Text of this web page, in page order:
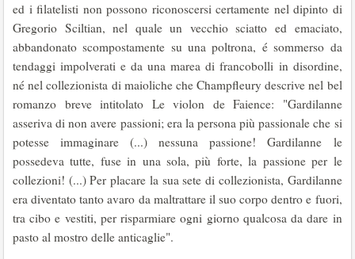
ed i filatelisti non possono riconoscersi certamente nel dipinto di
Gregorio Sciltian, nel quale un vecchio sciatto ed emaciato,
abbandonato scompostamente su una poltrona, é sommerso da
tendaggi impolve­rati e da una marea di francobolli in disordine,
né nel collezionista di maioliche che Champfleury descrive nel bel
romanzo breve intitolato Le violon de Faience: "Gardilanne
asseriva di non avere passioni; era la persona più passionale che si
potesse immaginare (...) nessuna passione! Gardilanne le
possedeva tutte, fuse in una sola, più forte, la passione per le
collezioni! (...) Per placare la sua sete di collezionista, Gardilanne
era diventato tanto avaro da maltrattare il suo corpo dentro e fuori,
tra cibo e vestiti, per rispar­miare ogni giorno qualcosa da dare in
pasto al mostro delle anticaglie".